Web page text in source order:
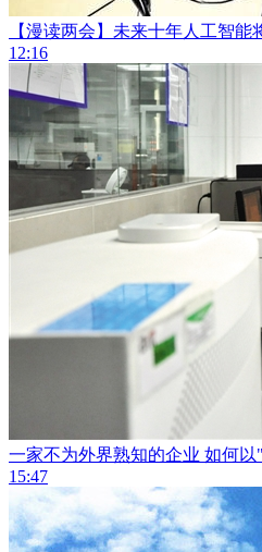
【漫读两会】未来十年人工智能
12:16
一家不为外界熟知的企业 如何
15:47